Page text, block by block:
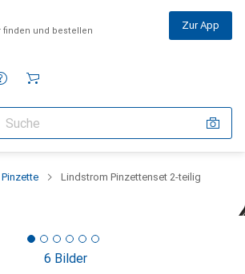
finden und bestellen Zur App
Pinzette Lindstrom Pinzettenset 2-teilig
6 Bilder